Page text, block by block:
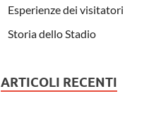
Esperienze dei visitatori
Storia dello Stadio
ARTICOLI RECENTI